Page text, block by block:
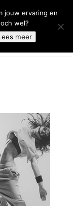
jouw ervaring en
wel?
meer